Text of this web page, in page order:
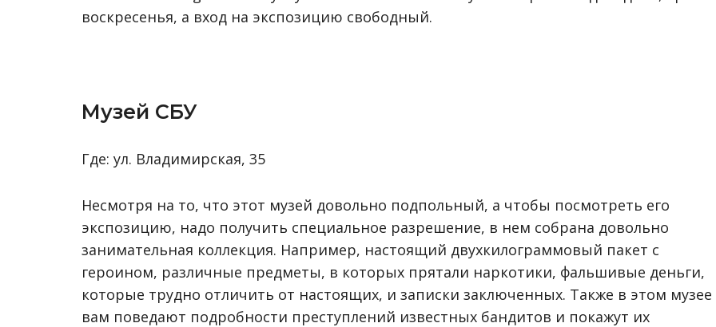
воскресенья, а вход на экспозицию свободный.
Музей СБУ
Где: ул. Владимирская, 35
Несмотря на то, что этот музей довольно подпольный, а чтобы посмотреть его
экспозицию, надо получить специальное разрешение, в нем собрана довольно
занимательная коллекция. Например, настоящий двухкилограммовый пакет с
героином, различные предметы, в которых прятали наркотики, фальшивые деньги,
которые трудно отличить от настоящих, и записки заключенных. Также в этом музее
вам поведают подробности преступлений известных бандитов и покажут их